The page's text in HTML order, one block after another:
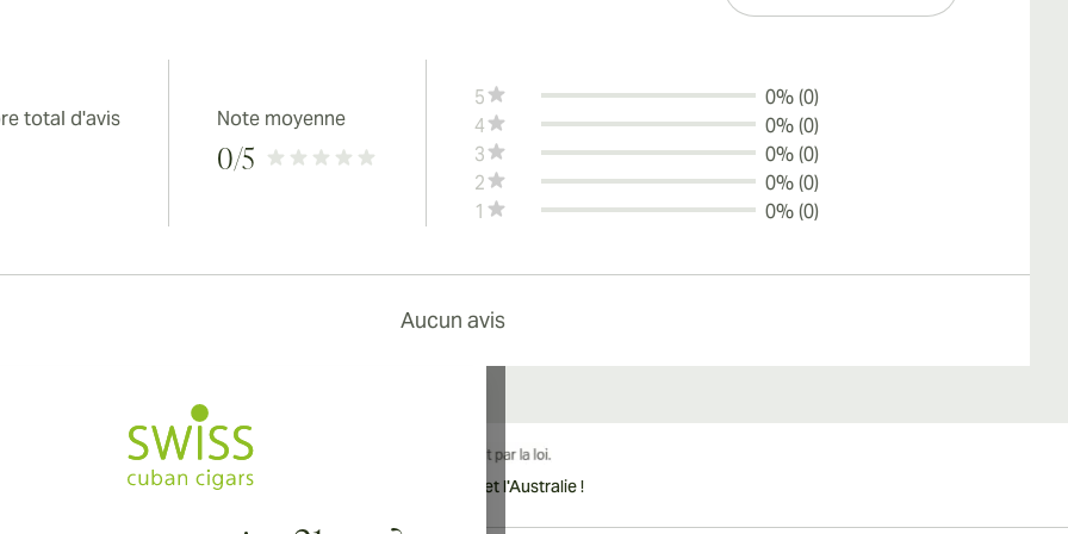
total d'avis Note moyenne
0/5
5
0% (0)
4
0% (0)
3
0% (0)
2
0% (0)
1
0% (0)
Aucun avis
internationale disponible vers le Canada, le Royaume-Uni et l'Australie !